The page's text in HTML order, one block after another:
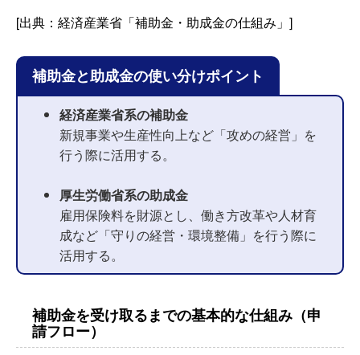
[出典：経済産業省「補助金・助成金の仕組み」]
補助金と助成金の使い分けポイント
経済産業省系の補助金
新規事業や生産性向上など「攻めの経営」を
行う際に活用する。
厚生労働省系の助成金
雇用保険料を財源とし、働き方改革や人材育
成など「守りの経営・環境整備」を行う際に
活用する。
補助金を受け取るまでの基本的な仕組み（申
請フロー）